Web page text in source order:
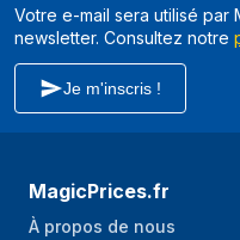
Votre e-mail sera utilisé par
newsletter. Consultez notre
Je m'inscris !
MagicPrices.fr
À propos de nous